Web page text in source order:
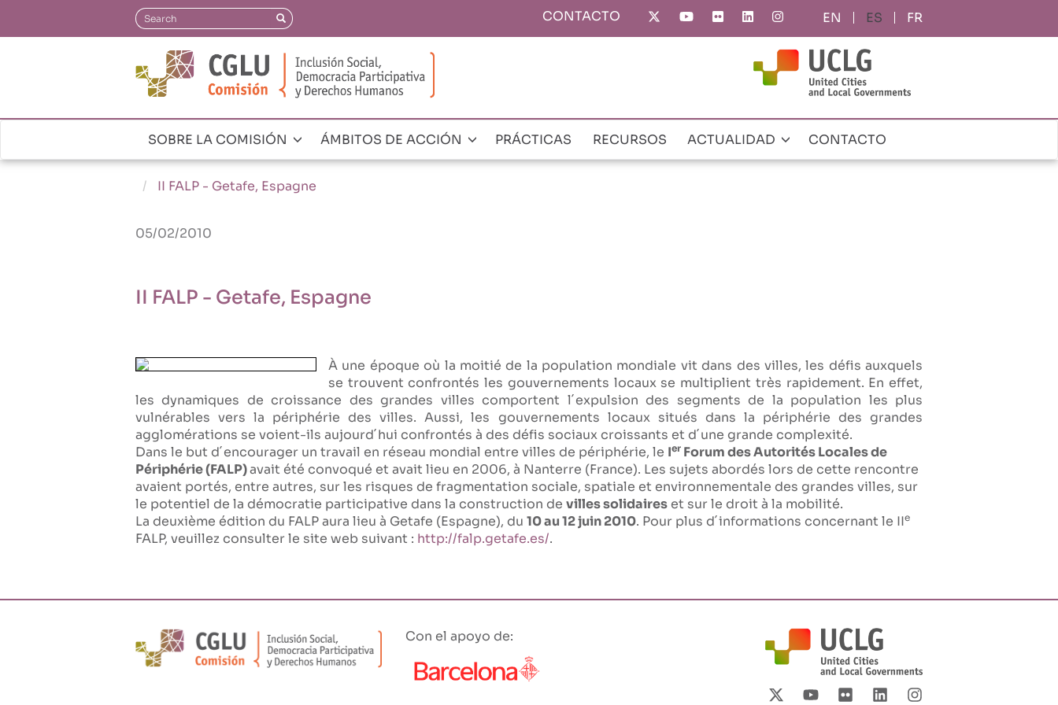
ES FR
Top
CONTACTO
Search Search
Navegación
principal
SOBRE LA COMISIÓN ÁMBITOS DE ACCIÓN PRÁCTICAS RECURSOS ACTUALIDAD CONTACTO
II FALP - Getafe, Espagne
05/02/2010
II FALP - Getafe, Espagne
À une époque où la moitié de la population mondiale vit dans des villes, les défis auxquels
se trouvent confrontés les gouvernements locaux se multiplient très rapidement. En effet,
les dynamiques de croissance des grandes villes comportent l´expulsion des segments de la population les plus
vulnérables vers la périphérie des villes. Aussi, les gouvernements locaux situés dans la périphérie des grandes
agglomérations se voient-ils aujourd´hui confrontés à des défis sociaux croissants et d´une grande complexité.
Dans le but d´encourager un travail en réseau mondial entre villes de périphérie, le Ier Forum des Autorités Locales de
Périphérie (FALP)avait été convoqué et avait lieu en 2006, à Nanterre (France). Les sujets abordés lors de cette rencontre
avaient portés, entre autres, sur les risques de fragmentation sociale, spatiale et environnementale des grandes villes, sur
le potentiel de la démocratie participative dans la construction de villes solidaires et sur le droit à la mobilité.
La deuxième édition du FALP aura lieu à Getafe (Espagne), du 10 au 12 juin 2010. Pour plus d´informations concernant le IIe
FALP, veuillez consulter le site web suivant : http://falp.getafe.es/.
Con el apoyo de: